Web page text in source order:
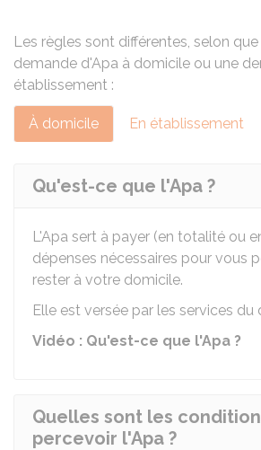
Les règles sont différentes, selon
demande d'Apa à domicile ou une
établissement :
À domicile En établissement
Qu'est-ce que l'Apa ?
L'Apa sert à payer (en totalité ou
dépenses nécessaires pour vous
rester à votre domicile.
Elle est versée par les services du
Vidéo : Qu'est-ce que l'Apa ?
Quelles sont les
percevoir l'Apa ?